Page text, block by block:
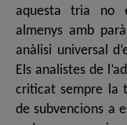
aquesta tria no
almenys amb
anàlisi universal
Els analistes de
criticat sempre la
de subvencions a